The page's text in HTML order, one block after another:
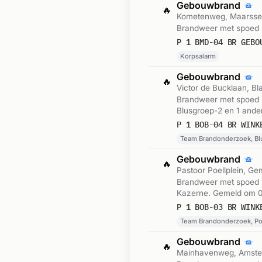
🔥 Gebouwbrand
Kometenweg,
Brandweer met spoed
P 1 BMD-04 BR
Korpsalarm
🔥 Gebouwbrand
Victor de Bucklaan,
Brandweer met
Blusgroep-2 en 1
P 1 BOB-04 BR
Team Brandonderzoek,
🔥 Gebouwbrand
Pastoor Poellplein,
Brandweer met
Kazerne. Gemeld om
P 1 BOB-03 BR
Team Brandonderzoek,
🔥 Gebouwbrand
Mainhavenweg,